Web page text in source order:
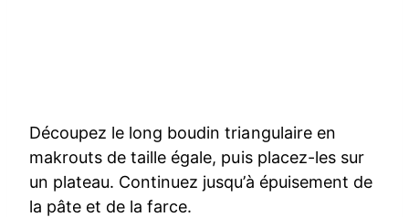
Découpez le long boudin triangulaire en
makrouts de taille égale, puis placez-les sur
un plateau. Continuez jusqu’à épuisement de
la pâte et de la farce.